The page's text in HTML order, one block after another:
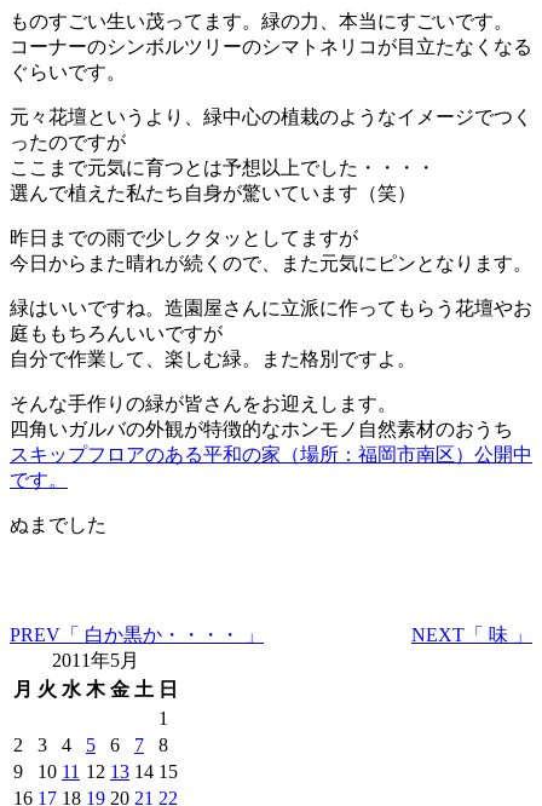
ものすごい生い茂ってます。緑の力、本当にすごいです。
コーナーのシンボルツリーのシマトネリコが目立たなくなる
ぐらいです。
元々花壇というより、緑中心の植栽のようなイメージでつく
ったのですが
ここまで元気に育つとは予想以上でした・・・・
選んで植えた私たち自身が驚いています（笑）
昨日までの雨で少しクタッとしてますが
今日からまた晴れが続くので、また元気にピンとなります。
緑はいいですね。造園屋さんに立派に作ってもらう花壇やお
庭ももちろんいいですが
自分で作業して、楽しむ緑。また格別ですよ。
そんな手作りの緑が皆さんをお迎えします。
四角いガルバの外観が特徴的なホンモノ自然素材のおうち
スキップフロアのある平和の家（場所：福岡市南区）公開中
です。
ぬまでした
PREV 「 白か黒か・・・・ 」 NEXT 「 味 」
2011年5月
月 火 水 木 金 土 日
1
2
3 4 5 6 7
8
9
10 11 12 13 14 15
16 17 18 19 20 21 22